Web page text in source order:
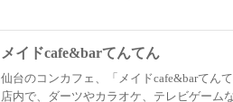
メイドcafe&barてんてん
仙台のコンカフェ、「メイドcafe&barてん
店内で、ダーツやカラオケ、テレビゲーム